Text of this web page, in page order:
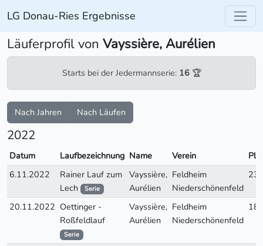
LG Donau-Ries Ergebnisse
Läuferprofil von Vayssière, Aurélien
Starts bei der Jedermannserie: 16🏆
Nach Jahren Nach Läufen
2022
Datum Laufbezeichnung Name Verein
6.11.2022
Rainer Lauf zum
Lech
Serie
Vayssière,
Aurélien
Feldheim
Niederschönenfeld
20.11.2022 Oettinger -
Roßfeldlauf
Serie
Vayssière,
Aurélien
Feldheim
Niederschönenfeld